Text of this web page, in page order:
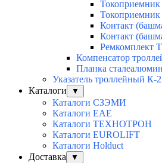
Контакт
Контакт
Ремкомплект
Компенсатор
Планка
Указатель троллейный К-
Каталоги
▼
Каталоги СЗЭМИ
Каталоги EAE
Каталоги ТЕХНОТРОН
Каталоги EUROLIFT
Каталоги Holduct
Доставка
▼